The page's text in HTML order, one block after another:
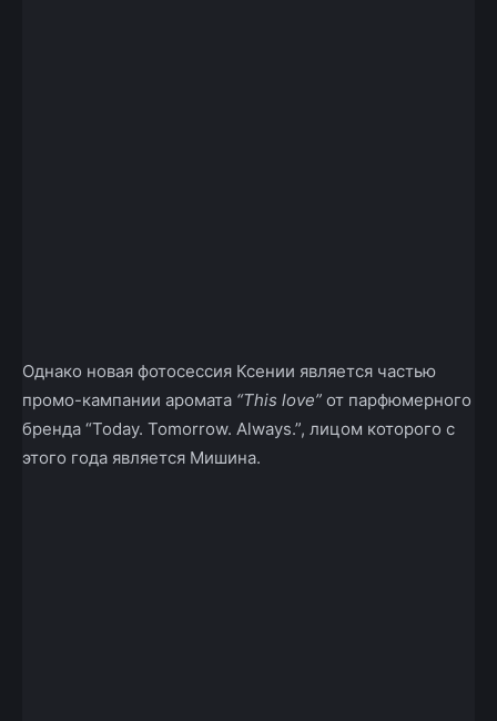
Однако новая фотосессия Ксении является частью
промо-кампании аромата “This love” от парфюмерного
бренда “Today. Tomorrow. Always.”, лицом которого с
этого года является Мишина.